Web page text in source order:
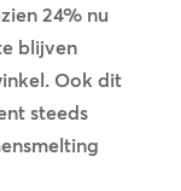
24% nu
blijven
Ook dit
steeds